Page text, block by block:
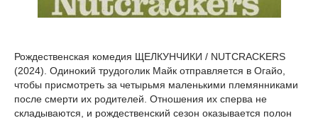
Рождественская комедия ЩЕЛКУНЧИКИ / NUTCRACKERS
(2024). Одинокий трудоголик Майк отправляется в Огайо,
чтобы присмотреть за четырьмя маленькими племянниками
после смерти их родителей. Отношения их сперва не
складываются, и рождественский сезон оказывается полон